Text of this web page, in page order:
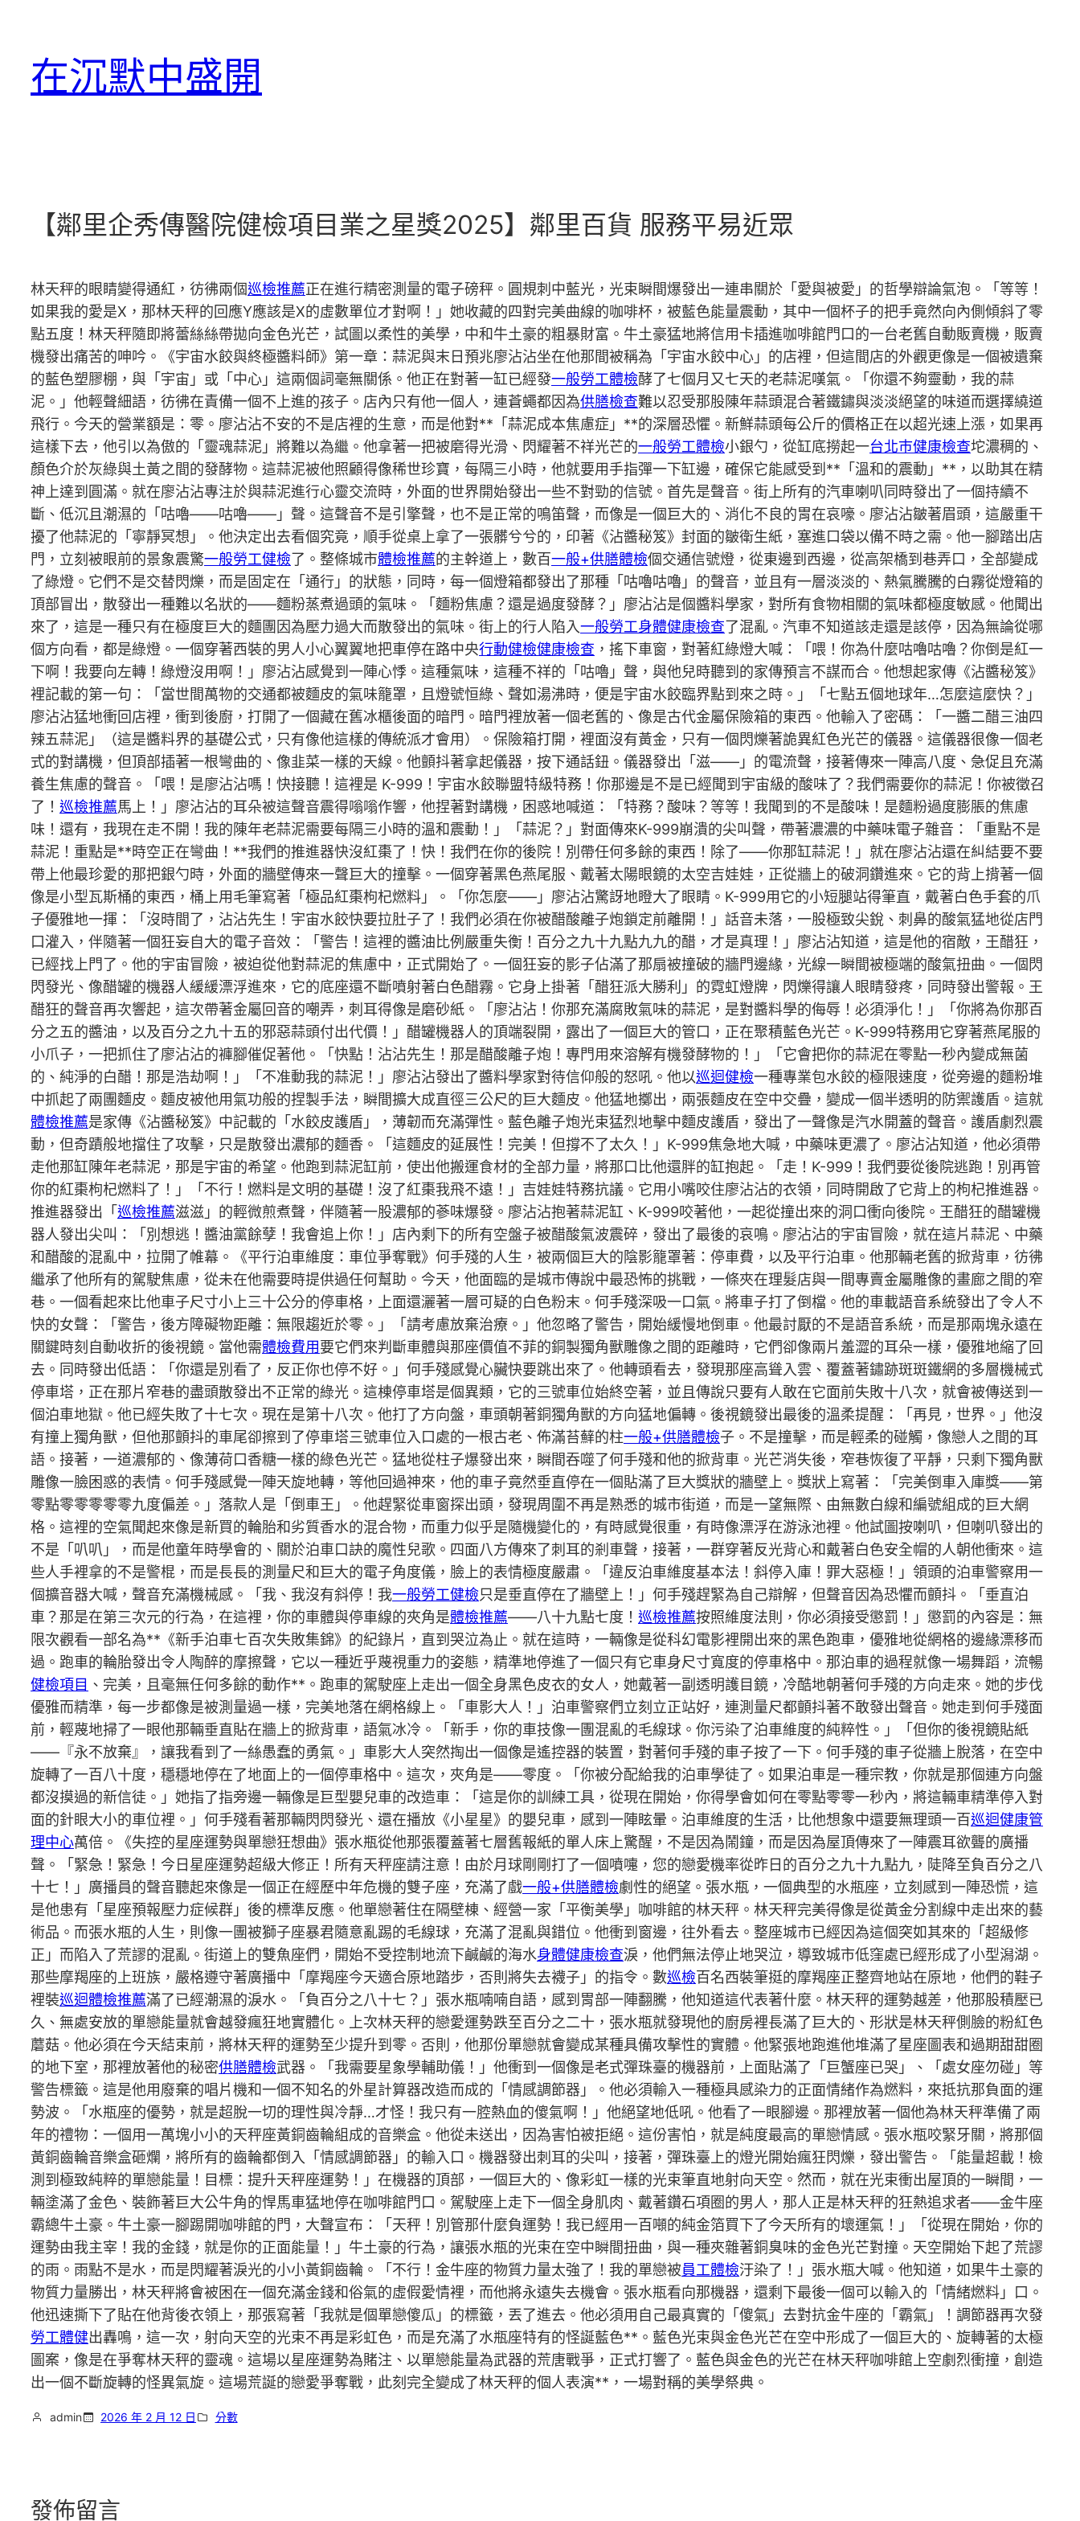
在沉默中盛開
【鄰里企秀傳醫院健檢項目業之星獎2025】鄰里百貨 服務平易近眾
林天秤的眼睛變得通紅，彷彿兩個巡檢推薦正在進行精密測量的電子磅秤。圓規刺中藍光，光束瞬間爆發出一連串關於「愛與被愛」的哲學辯論氣泡。「等等！
如果我的愛是X，那林天秤的回應Y應該是X的虛數單位才對啊！」她收藏的四對完美曲線的咖啡杯，被藍色能量震動，其中一個杯子的把手竟然向內側傾斜了零
點五度！林天秤隨即將蕾絲絲帶拋向金色光芒，試圖以柔性的美學，中和牛土豪的粗暴財富。牛土豪猛地將信用卡插進咖啡館門口的一台老舊自動販賣機，販賣
機發出痛苦的呻吟。《宇宙水餃與終極醬料師》第一章：蒜泥與末日預兆廖沾沾坐在他那間被稱為「宇宙水餃中心」的店裡，但這間店的外觀更像是一個被遺棄
的藍色塑膠棚，與「宇宙」或「中心」這兩個詞毫無關係。他正在對著一缸已經發一般勞工體檢酵了七個月又七天的老蒜泥嘆氣。「你還不夠靈動，我的蒜
泥。」他輕聲細語，彷彿在責備一個不上進的孩子。店內只有他一個人，連蒼蠅都因為供膳檢查難以忍受那股陳年蒜頭混合著鐵鏽與淡淡絕望的味道而選擇繞道
飛行。今天的營業額是：零。廖沾沾不安的不是店裡的生意，而是他對**「蒜泥成本焦慮症」**的深層恐懼。新鮮蒜頭每公斤的價格正在以超光速上漲，如果再
這樣下去，他引以為傲的「靈魂蒜泥」將難以為繼。他拿著一把被磨得光滑、閃耀著不祥光芒的一般勞工體檢小銀勺，從缸底撈起一台北巿健康檢查坨濃稠的、
顏色介於灰綠與土黃之間的發酵物。這蒜泥被他照顧得像稀世珍寶，每隔三小時，他就要用手指彈一下缸邊，確保它能感受到**「溫和的震動」**，以助其在精
神上達到圓滿。就在廖沾沾專注於與蒜泥進行心靈交流時，外面的世界開始發出一些不對勁的信號。首先是聲音。街上所有的汽車喇叭同時發出了一個持續不
斷、低沉且潮濕的「咕嚕——咕嚕——」聲。這聲音不是引擎聲，也不是正常的鳴笛聲，而像是一個巨大的、消化不良的胃在哀嚎。廖沾沾皺著眉頭，這嚴重干
擾了他蒜泥的「寧靜冥想」。他決定出去看個究竟，順手從桌上拿了一張髒兮兮的，印著《沾醬秘笈》封面的皺衛生紙，塞進口袋以備不時之需。他一腳踏出店
門，立刻被眼前的景象震驚一般勞工健檢了。整條城市體檢推薦的主幹道上，數百一般+供膳體檢個交通信號燈，從東邊到西邊，從高架橋到巷弄口，全部變成
了綠燈。它們不是交替閃爍，而是固定在「通行」的狀態，同時，每一個燈箱都發出了那種「咕嚕咕嚕」的聲音，並且有一層淡淡的、熱氣騰騰的白霧從燈箱的
頂部冒出，散發出一種難以名狀的——麵粉蒸煮過頭的氣味。「麵粉焦慮？還是過度發酵？」廖沾沾是個醬料學家，對所有食物相關的氣味都極度敏感。他聞出
來了，這是一種只有在極度巨大的麵團因為壓力過大而散發出的氣味。街上的行人陷入一般勞工身體健康檢查了混亂。汽車不知道該走還是該停，因為無論從哪
個方向看，都是綠燈。一個穿著西裝的男人小心翼翼地把車停在路中央行動健檢健康檢查 ，搖下車窗，對著紅綠燈大喊：「喂！你為什麼咕嚕咕嚕？你倒是紅一
下啊！我要向左轉！綠燈沒用啊！」廖沾沾感覺到一陣心悸。這種氣味，這種不祥的「咕嚕」聲，與他兒時聽到的家傳預言不謀而合。他想起家傳《沾醬秘笈》
裡記載的第一句：「當世間萬物的交通都被麵皮的氣味籠罩，且燈號恒綠、聲如湯沸時，便是宇宙水餃臨界點到來之時。」「七點五個地球年…怎麼這麼快？」
廖沾沾猛地衝回店裡，衝到後廚，打開了一個藏在舊冰櫃後面的暗門。暗門裡放著一個老舊的、像是古代金屬保險箱的東西。他輸入了密碼：「一醬二醋三油四
辣五蒜泥」（這是醬料界的基礎公式，只有像他這樣的傳統派才會用）。保險箱打開，裡面沒有黃金，只有一個閃爍著詭異紅色光芒的儀器。這儀器很像一個老
式的對講機，但頂部插著一根彎曲的、像韭菜一樣的天線。他顫抖著拿起儀器，按下通話鈕。儀器發出「滋——」的電流聲，接著傳來一陣高八度、急促且充滿
養生焦慮的聲音。「喂！是廖沾沾嗎！快接聽！這裡是 K-999！宇宙水餃聯盟特級特務！你那邊是不是已經聞到宇宙級的酸味了？我們需要你的蒜泥！你被徵召
了！ 巡檢推薦馬上！」廖沾沾的耳朵被這聲音震得嗡嗡作響，他捏著對講機，困惑地喊道：「特務？酸味？等等！我聞到的不是酸味！是麵粉過度膨脹的焦慮
味！還有，我現在走不開！我的陳年老蒜泥需要每隔三小時的溫和震動！」「蒜泥？」對面傳來K-999崩潰的尖叫聲，帶著濃濃的中藥味電子雜音：「重點不是
蒜泥！重點是**時空正在彎曲！**我們的推進器快沒紅棗了！快！我們在你的後院！別帶任何多餘的東西！除了——你那缸蒜泥！」就在廖沾沾還在糾結要不要
帶上他最珍愛的那把銀勺時，外面的牆壁傳來一聲巨大的撞擊。一個穿著黑色燕尾服、戴著太陽眼鏡的太空吉娃娃，正從牆上的破洞鑽進來。它的背上揹著一個
像是小型瓦斯桶的東西，桶上用毛筆寫著「極品紅棗枸杞燃料」。「你怎麼——」廖沾沾驚訝地瞪大了眼睛。K-999用它的小短腿站得筆直，戴著白色手套的爪
子優雅地一揮：「沒時間了，沾沾先生！宇宙水餃快要拉肚子了！我們必須在你被醋酸離子炮鎖定前離開！」話音未落，一股極致尖銳、刺鼻的酸氣猛地從店門
口灌入，伴隨著一個狂妄自大的電子音效：「警告！這裡的醬油比例嚴重失衡！百分之九十九點九九的醋，才是真理！」廖沾沾知道，這是他的宿敵，王醋狂，
已經找上門了。他的宇宙冒險，被迫從他對蒜泥的焦慮中，正式開始了。一個狂妄的影子佔滿了那扇被撞破的牆門邊緣，光線一瞬間被極端的酸氣扭曲。一個閃
閃發光、像醋罐的機器人緩緩漂浮進來，它的底座還不斷噴射著白色醋霧。它身上掛著「醋狂派大勝利」的霓虹燈牌，閃爍得讓人眼睛發疼，同時發出警報。王
醋狂的聲音再次響起，這次帶著金屬回音的嘲弄，刺耳得像是磨砂紙。「廖沾沾！你那充滿腐敗氣味的蒜泥，是對醬料學的侮辱！必須淨化！」「你將為你那百
分之五的醬油，以及百分之九十五的邪惡蒜頭付出代價！」醋罐機器人的頂端裂開，露出了一個巨大的管口，正在聚積藍色光芒。K-999特務用它穿著燕尾服的
小爪子，一把抓住了廖沾沾的褲腳催促著他。「快點！沾沾先生！那是醋酸離子炮！專門用來溶解有機發酵物的！」「它會把你的蒜泥在零點一秒內變成無菌
的、純淨的白醋！那是浩劫啊！」「不准動我的蒜泥！」廖沾沾發出了醬料學家對待信仰般的怒吼。他以巡迴健檢一種專業包水餃的極限速度，從旁邊的麵粉堆
中抓起了兩團麵皮。麵皮被他用氣功般的捏製手法，瞬間擴大成直徑三公尺的巨大麵皮。他猛地擲出，兩張麵皮在空中交疊，變成一個半透明的防禦護盾。這就
體檢推薦是家傳《沾醬秘笈》中記載的「水餃皮護盾」，薄韌而充滿彈性。藍色離子炮光束猛烈地擊中麵皮護盾，發出了一聲像是汽水開蓋的聲音。護盾劇烈震
動，但奇蹟般地擋住了攻擊，只是散發出濃郁的麵香。「這麵皮的延展性！完美！但撐不了太久！」K-999焦急地大喊，中藥味更濃了。廖沾沾知道，他必須帶
走他那缸陳年老蒜泥，那是宇宙的希望。他跑到蒜泥缸前，使出他搬運食材的全部力量，將那口比他還胖的缸抱起。「走！K-999！我們要從後院逃跑！別再管
你的紅棗枸杞燃料了！」「不行！燃料是文明的基礎！沒了紅棗我飛不遠！」吉娃娃特務抗議。它用小嘴咬住廖沾沾的衣領，同時開啟了它背上的枸杞推進器。
推進器發出「 巡檢推薦滋滋」的輕微煎煮聲，伴隨著一股濃郁的蔘味爆發。廖沾沾抱著蒜泥缸、K-999咬著他，一起從撞出來的洞口衝向後院。王醋狂的醋罐機
器人發出尖叫：「別想逃！醬油黨餘孽！我會追上你！」店內剩下的所有空盤子被醋酸氣波震碎，發出了最後的哀鳴。廖沾沾的宇宙冒險，就在這片蒜泥、中藥
和醋酸的混亂中，拉開了帷幕。《平行泊車維度：車位爭奪戰》何手殘的人生，被兩個巨大的陰影籠罩著：停車費，以及平行泊車。他那輛老舊的掀背車，彷彿
繼承了他所有的駕駛焦慮，從未在他需要時提供過任何幫助。今天，他面臨的是城市傳說中最恐怖的挑戰，一條夾在理髮店與一間專賣金屬雕像的畫廊之間的窄
巷。一個看起來比他車子尺寸小上三十公分的停車格，上面還灑著一層可疑的白色粉末。何手殘深吸一口氣。將車子打了倒檔。他的車載語音系統發出了令人不
快的女聲：「警告，後方障礙物距離：無限趨近於零。」「請考慮放棄治療。」他忽略了警告，開始緩慢地倒車。他最討厭的不是語音系統，而是那兩塊永遠在
關鍵時刻自動收折的後視鏡。當他需體檢費用要它們來判斷車體與那座價值不菲的銅製獨角獸雕像之間的距離時，它們卻像兩片羞澀的耳朵一樣，優雅地縮了回
去。同時發出低語：「你還是別看了，反正你也停不好。」何手殘感覺心臟快要跳出來了。他轉頭看去，發現那座高聳入雲、覆蓋著鏽跡斑斑鐵網的多層機械式
停車塔，正在那片窄巷的盡頭散發出不正常的綠光。這棟停車塔是個異類，它的三號車位始終空著，並且傳說只要有人敢在它面前失敗十八次，就會被傳送到一
個泊車地獄。他已經失敗了十七次。現在是第十八次。他打了方向盤，車頭朝著銅獨角獸的方向猛地偏轉。後視鏡發出最後的溫柔提醒：「再見，世界。」他沒
有撞上獨角獸，但他那顫抖的車尾卻擦到了停車塔三號車位入口處的一根古老、佈滿苔蘚的柱一般+供膳體檢子。不是撞擊，而是輕柔的碰觸，像戀人之間的耳
語。接著，一道濃郁的、像薄荷口香糖一樣的綠色光芒。猛地從柱子爆發出來，瞬間吞噬了何手殘和他的掀背車。光芒消失後，窄巷恢復了平靜，只剩下獨角獸
雕像一臉困惑的表情。何手殘感覺一陣天旋地轉，等他回過神來，他的車子竟然垂直停在一個貼滿了巨大獎狀的牆壁上。獎狀上寫著：「完美倒車入庫獎——第
零點零零零零零九度偏差。」落款人是「倒車王」。他趕緊從車窗探出頭，發現周圍不再是熟悉的城市街道，而是一望無際、由無數白線和編號組成的巨大網
格。這裡的空氣聞起來像是新買的輪胎和劣質香水的混合物，而重力似乎是隨機變化的，有時感覺很重，有時像漂浮在游泳池裡。他試圖按喇叭，但喇叭發出的
不是「叭叭」，而是他童年時學會的、關於泊車口訣的魔性兒歌。四面八方傳來了刺耳的剎車聲，接著，一群穿著反光背心和戴著白色安全帽的人朝他衝來。這
些人手裡拿的不是警棍，而是長長的測量尺和巨大的電子角度儀，臉上的表情極度嚴肅。「違反泊車維度基本法！斜停入庫！罪大惡極！」領頭的泊車警察用一
個擴音器大喊，聲音充滿機械感。「我、我沒有斜停！我一般勞工健檢只是垂直停在了牆壁上！」何手殘趕緊為自己辯解，但聲音因為恐懼而顫抖。「垂直泊
車？那是在第三次元的行為，在這裡，你的車體與停車線的夾角是體檢推薦——八十九點七度！ 巡檢推薦按照維度法則，你必須接受懲罰！」懲罰的內容是：無
限次觀看一部名為**《新手泊車七百次失敗集錦》的紀錄片，直到哭泣為止。就在這時，一輛像是從科幻電影裡開出來的黑色跑車，優雅地從網格的邊緣漂移而
過。跑車的輪胎發出令人陶醉的摩擦聲，它以一種近乎蔑視重力的姿態，精準地停進了一個只有它車身尺寸寬度的停車格中。那泊車的過程就像一場舞蹈，流暢
健檢項目 、完美，且毫無任何多餘的動作**。跑車的駕駛座上走出一個全身黑色皮衣的女人，她戴著一副透明護目鏡，冷酷地朝著何手殘的方向走來。她的步伐
優雅而精準，每一步都像是被測量過一樣，完美地落在網格線上。「車影大人！」泊車警察們立刻立正站好，連測量尺都顫抖著不敢發出聲音。她走到何手殘面
前，輕蔑地掃了一眼他那輛垂直貼在牆上的掀背車，語氣冰冷。「新手，你的車技像一團混亂的毛線球。你污染了泊車維度的純粹性。」「但你的後視鏡貼紙
——『永不放棄』，讓我看到了一絲愚蠢的勇氣。」車影大人突然掏出一個像是遙控器的裝置，對著何手殘的車子按了一下。何手殘的車子從牆上脫落，在空中
旋轉了一百八十度，穩穩地停在了地面上的一個停車格中。這次，夾角是——零度。「你被分配給我的泊車學徒了。如果泊車是一種宗教，你就是那個連方向盤
都沒摸過的新信徒。」她指了指旁邊一輛像是巨型嬰兒車的改造車：「這是你的訓練工具，從現在開始，你得學會如何在零點零零一秒內，將這輛車精準停入對
面的針眼大小的車位裡。」何手殘看著那輛閃閃發光、還在播放《小星星》的嬰兒車，感到一陣眩暈。泊車維度的生活，比他想象中還要無理頭一百巡迴健康管
理中心萬倍。《失控的星座運勢與單戀狂想曲》張水瓶從他那張覆蓋著七層舊報紙的單人床上驚醒，不是因為鬧鐘，而是因為屋頂傳來了一陣震耳欲聾的廣播
聲。「緊急！緊急！今日星座運勢超級大修正！所有天秤座請注意！由於月球剛剛打了一個噴嚏，您的戀愛機率從昨日的百分之九十九點九，陡降至負百分之八
十七！」廣播員的聲音聽起來像是一個正在經歷中年危機的雙子座，充滿了戲一般+供膳體檢劇性的絕望。張水瓶，一個典型的水瓶座，立刻感到一陣恐慌，這
是他患有「星座預報壓力症候群」後的標準反應。他單戀著住在隔壁棟、經營一家「平衡美學」咖啡館的林天秤。林天秤完美得像是從黃金分割線中走出來的藝
術品。而張水瓶的人生，則像一團被獅子座暴君隨意亂踢的毛線球，充滿了混亂與錯位。他衝到窗邊，往外看去。整座城市已經因為這個突如其來的「超級修
正」而陷入了荒謬的混亂。街道上的雙魚座們，開始不受控制地流下鹹鹹的海水身體健康檢查淚，他們無法停止地哭泣，導致城市低窪處已經形成了小型潟湖。
那些摩羯座的上班族，嚴格遵守著廣播中「摩羯座今天適合原地踏步，否則將失去襪子」的指令。數巡檢百名西裝筆挺的摩羯座正整齊地站在原地，他們的鞋子
裡裝巡迴體檢推薦滿了已經潮濕的淚水。「負百分之八十七？」張水瓶喃喃自語，感到胃部一陣翻騰，他知道這代表著什麼。林天秤的運勢越差，他那股積壓已
久、無處安放的單戀能量就會越發瘋狂地實體化。上次林天秤的戀愛運勢跌至百分之二十，張水瓶就發現他的廚房裡長滿了巨大的、形狀是林天秤側臉的粉紅色
蘑菇。他必須在今天結束前，將林天秤的運勢至少提升到零。否則，他那份單戀就會變成某種具備攻擊性的實體。他緊張地跑進他堆滿了星座圖表和過期甜甜圈
的地下室，那裡放著他的秘密供膳體檢武器。「我需要星象學輔助儀！」他衝到一個像是老式彈珠臺的機器前，上面貼滿了「巨蟹座已哭」、「處女座勿碰」等
警告標籤。這是他用廢棄的唱片機和一個不知名的外星計算器改造而成的「情感調節器」。他必須輸入一種極具感染力的正面情緒作為燃料，來抵抗那負面的運
勢波。「水瓶座的優勢，就是超脫一切的理性與冷靜…才怪！我只有一腔熱血的傻氣啊！」他絕望地低吼。他看了一眼腳邊。那裡放著一個他為林天秤準備了兩
年的禮物：一個用一萬塊小小的天秤座黃銅齒輪組成的音樂盒。他從未送出，因為害怕被拒絕。這份害怕，就是純度最高的單戀情感。張水瓶咬緊牙關，將那個
黃銅齒輪音樂盒砸爛，將所有的齒輪都倒入「情感調節器」的輸入口。機器發出刺耳的尖叫，接著，彈珠臺上的燈光開始瘋狂閃爍，發出警告。「能量超載！檢
測到極致純粹的單戀能量！目標：提升天秤座運勢！」在機器的頂部，一個巨大的、像彩虹一樣的光束筆直地射向天空。然而，就在光束衝出屋頂的一瞬間，一
輛塗滿了金色、裝飾著巨大公牛角的悍馬車猛地停在咖啡館門口。駕駛座上走下一個全身肌肉、戴著鑽石項圈的男人，那人正是林天秤的狂熱追求者——金牛座
霸總牛土豪。牛土豪一腳踢開咖啡館的門，大聲宣布：「天秤！別管那什麼負運勢！我已經用一百噸的純金箔買下了今天所有的壞運氣！」「從現在開始，你的
運勢由我主宰！我的金錢，就是你的正面能量！」牛土豪的行為，讓張水瓶的光束在空中瞬間扭曲，與一種夾雜著銅臭味的金色光芒對撞。天空開始下起了荒謬
的雨。雨點不是水，而是閃耀著淚光的小小黃銅齒輪。「不行！金牛座的物質力量太強了！我的單戀被員工體檢汙染了！」張水瓶大喊。他知道，如果牛土豪的
物質力量勝出，林天秤將會被困在一個充滿金錢和俗氣的虛假愛情裡，而他將永遠失去機會。張水瓶看向那機器，還剩下最後一個可以輸入的「情緒燃料」口。
他迅速撕下了貼在他背後衣領上，那張寫著「我就是個單戀傻瓜」的標籤，丟了進去。他必須用自己最真實的「傻氣」去對抗金牛座的「霸氣」！調節器再次發
勞工體健出轟鳴，這一次，射向天空的光束不再是彩虹色，而是充滿了水瓶座特有的怪誕藍色**。藍色光束與金色光芒在空中形成了一個巨大的、旋轉著的太極
圖案，像是在爭奪林天秤的靈魂。這場以星座運勢為賭注、以單戀能量為武器的荒唐戰爭，正式打響了。藍色與金色的光芒在林天秤咖啡館上空劇烈衝撞，創造
出一個不斷旋轉的怪異氣旋。這場荒誕的戀愛爭奪戰，此刻完全變成了林天秤的個人表演**，一場對稱的美學祭典。
admin 2026 年 2 月 12 日 分數
發佈留言